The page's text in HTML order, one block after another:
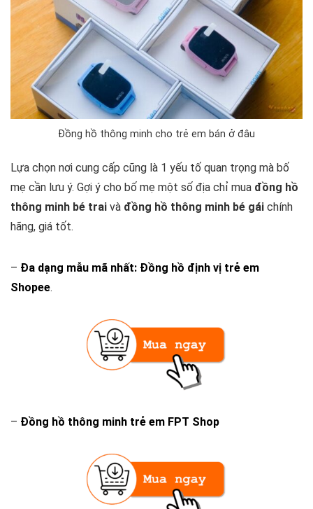
Đồng hồ thông minh cho trẻ em bán ở đâu
Lựa chọn nơi cung cấp cũng là 1 yếu tố quan trọng mà bố
mẹ cần lưu ý. Gợi ý cho bố mẹ một số địa chỉ mua đồng hồ
thông minh bé trai và đồng hồ thông minh bé gái chính
hãng, giá tốt.
– Đa dạng mẫu mã nhất: Đồng hồ định vị trẻ em
Shopee.
– Đồng hồ thông minh trẻ em FPT Shop